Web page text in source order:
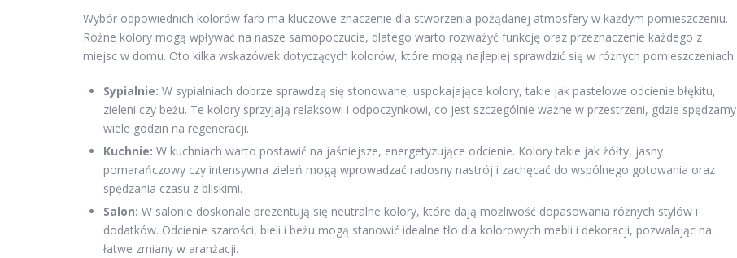
Wybór odpowiednich kolorów farb ma kluczowe znaczenie dla stworzenia pożądanej atmosfery w każdym pomieszczeniu.
Różne kolory mogą wpływać na nasze samopoczucie, dlatego warto rozważyć funkcję oraz przeznaczenie każdego z
miejsc w domu. Oto kilka wskazówek dotyczących kolorów, które mogą najlepiej sprawdzić się w różnych pomieszczeniach:
Sypialnie: W sypialniach dobrze sprawdzą się stonowane, uspokajające kolory, takie jak pastelowe odcienie błękitu,
zieleni czy beżu. Te kolory sprzyjają relaksowi i odpoczynkowi, co jest szczególnie ważne w przestrzeni, gdzie spędzamy
wiele godzin na regeneracji.
Kuchnie: W kuchniach warto postawić na jaśniejsze, energetyzujące odcienie. Kolory takie jak żółty, jasny
pomarańczowy czy intensywna zieleń mogą wprowadzać radosny nastrój i zachęcać do wspólnego gotowania oraz
spędzania czasu z bliskimi.
Salon: W salonie doskonale prezentują się neutralne kolory, które dają możliwość dopasowania różnych stylów i
dodatków. Odcienie szarości, bieli i beżu mogą stanowić idealne tło dla kolorowych mebli i dekoracji, pozwalając na
łatwe zmiany w aranżacji.